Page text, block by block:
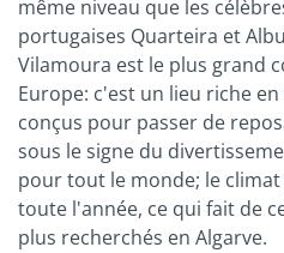
même niveau que les
portugaises Quarteira et
Vilamoura est le plus grand
Europe: c'est un lieu riche
conçus pour passer de
sous le signe du
pour tout le monde; le
toute l'année, ce qui fait de
plus recherchés en Algarve.